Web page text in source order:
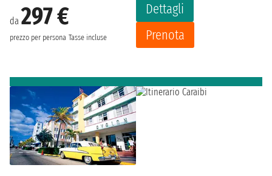
da 297 €
prezzo per persona Tasse incluse
Dettagli
Prenota